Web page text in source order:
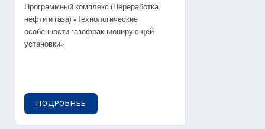
Программный комплекс (Переработка
нефти и газа) «Технологические
особенности газофракционирующей
установки»
ПОДРОБНЕЕ